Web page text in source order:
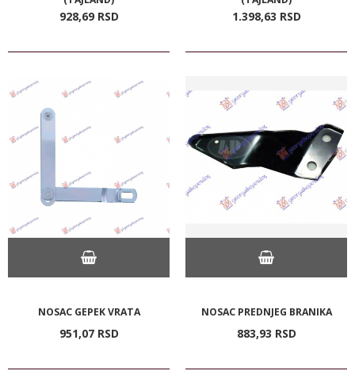
928,69 RSD 1.398,63 RSD
NOSAC GEPEK VRATA
951,07 RSD
NOSAC PREDNJEG BRANIKA
883,93 RSD